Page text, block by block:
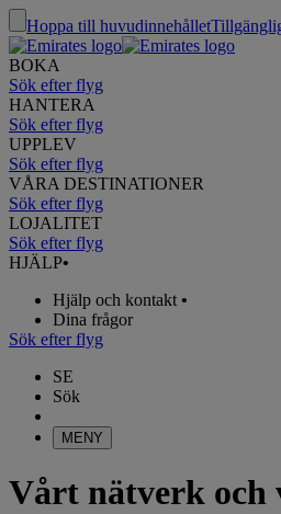
Hoppa till huvudinnehållet
BOKA
Sök efter flyg
HANTERA
Sök efter flyg
UPPLEV
Sök efter flyg
VÅRA DESTINATIONER
Sök efter flyg
LOJALITET
Sök efter flyg
HJÄLP•
Hjälp och kontakt •
Dina frågor
Sök efter flyg
SE
Sök
MENY
Vårt nätverk och